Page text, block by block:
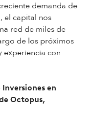
demanda de
el capital nos
red de miles de
de los próximos
experiencia con
en
Octopus,